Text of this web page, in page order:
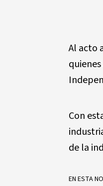
Al acto
Con
de la
EN ESTA